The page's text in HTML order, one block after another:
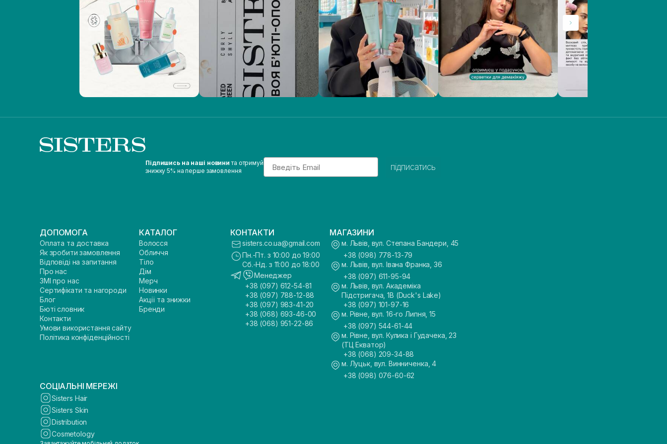
Підпишись на наші новини та отримуй
знижку 5% на перше замовлення
Email
підписатись
ДОПОМОГА
Оплата та доставка
Як зробити замовлення
Відповіді на запитання
Про нас
ЗМІ про нас
Сертифікати та нагороди
Блог
Бюті словник
Контакти
Умови використання сайту
Політика конфіденційності
КАТАЛОГ
Волосся
Обличчя
Тіло
Дім
Мерч
Новинки
Акції та знижки
Бренди
КОНТАКТИ
sisters.co.ua@gmail.com
Пн.-Пт. з 10:00 до 19:00
Сб.-Нд. з 11:00 до 18:00
Менеджер
+38 (097) 612-54-81
+38 (097) 788-12-88
+38 (097) 983-41-20
+38 (068) 693-46-00
+38 (068) 951-22-86
МАГАЗИНИ
м. Львів, вул. Степана Бандери, 45
+38 (098) 778-13-79
м. Львів, вул. Івана Франка, 36
+38 (097) 611-95-94
м. Львів, вул. Академіка
Підстригача, 1В (Duck's Lake)
+38 (097) 101-97-16
м. Рівне, вул. 16-го Липня, 15
+38 (097) 544-61-44
м. Рівне, вул. Кулика і Гудачека, 23
(ТЦ Екватор)
+38 (068) 209-34-88
м. Луцьк, вул. Винниченка, 4
+38 (098) 076-60-62
СОЦІАЛЬНІ МЕРЕЖІ
Sisters Hair
Sisters Skin
Distribution
Cosmetology